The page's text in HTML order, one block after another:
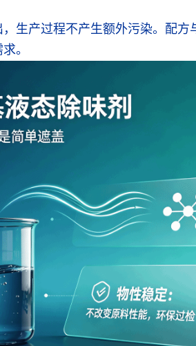
生产过程不产生额外污染。配方
。